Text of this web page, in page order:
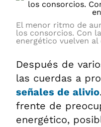
El menor ritmo de
los consorcios. Con
energético vuelven
Después de
las cuerdas a
señales de alivio
frente de
energético,